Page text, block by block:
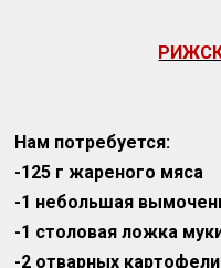
Нам потребуется:
-125 г жареного мяса
-1 небольшая
-1 столовая ложка
-2 отварных